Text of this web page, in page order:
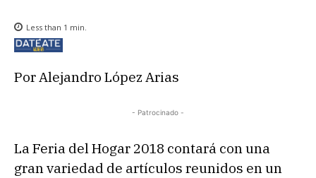
Less than 1 min.
Por Alejandro López Arias
- Patrocinado -
La Feria del Hogar 2018 contará con una
gran variedad de artículos reunidos en un